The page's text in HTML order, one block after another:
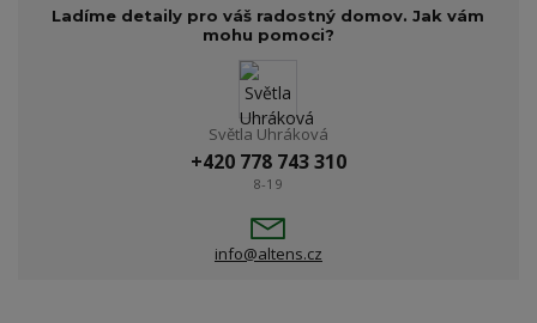
Ladíme detaily pro váš radostný domov. Jak vám
mohu pomoci?
Světla Uhráková
+420 778 743 310
8-19
info@altens.cz